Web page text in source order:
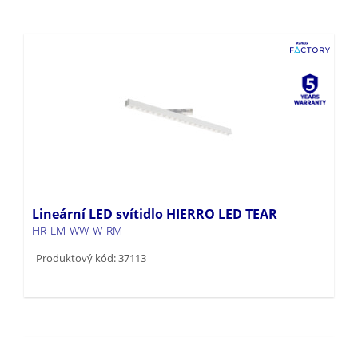
Lineární LED svítidlo HIERRO LED TEAR
HR-LM-WW-W-RM
Produktový kód: 37113